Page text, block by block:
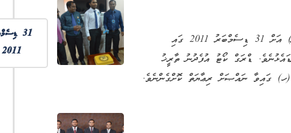
31
2011
ޤާނޫނު ނަންބަރު 2011/17 (މަސްތުވާތަކެއްޗާ ބެހޭ ޤާނޫނު) އަށް 31 ޑިސެމްބަރު 2011 ގައި
ޑްރަގް ކޯޓު އުފެދުނު ތާރީޚު